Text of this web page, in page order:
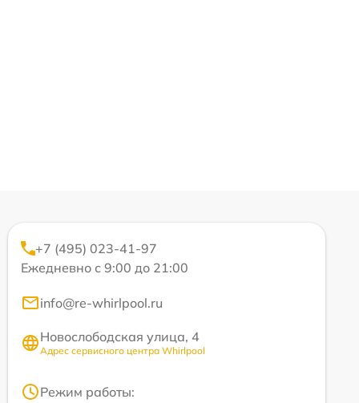
+7 (495) 023-41-97
Ежедневно с 9:00 до 21:00
info@re-whirlpool.ru
Новослободская улица, 4
Адрес сервисного центра Whirlpool
Режим работы: